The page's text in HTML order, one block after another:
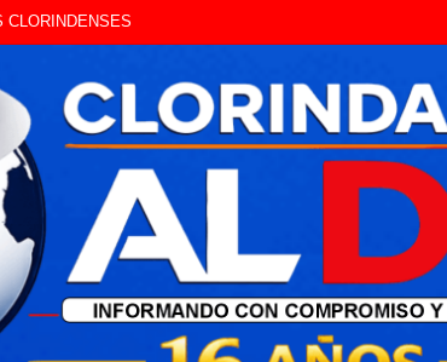
DE PESCA EN COSTAS DEL RÍO PARAGUAY